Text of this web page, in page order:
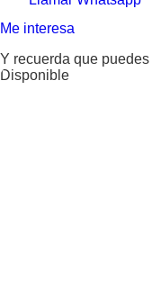
Me interesa
Y recuerda que puedes
Disponible